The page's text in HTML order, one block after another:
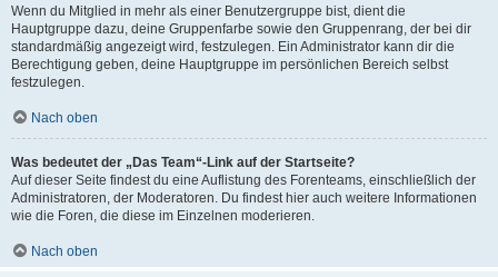
Wenn du Mitglied in mehr als einer Benutzergruppe bist, dient die
Hauptgruppe dazu, deine Gruppenfarbe sowie den Gruppenrang, der bei dir
standardmäßig angezeigt wird, festzulegen. Ein Administrator kann dir die
Berechtigung geben, deine Hauptgruppe im persönlichen Bereich selbst
festzulegen.
Nach oben
Was bedeutet der „Das Team“-Link auf der Startseite?
Auf dieser Seite findest du eine Auflistung des Forenteams, einschließlich der
Administratoren, der Moderatoren. Du findest hier auch weitere Informationen
wie die Foren, die diese im Einzelnen moderieren.
Nach oben